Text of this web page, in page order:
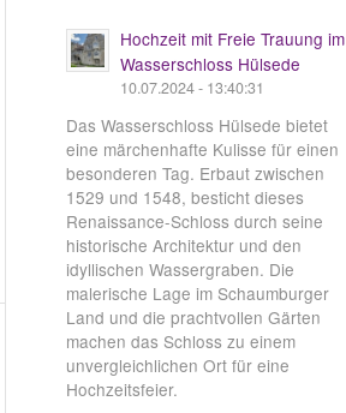
Hochzeit mit Freie Trauung im
Wasserschloss Hülsede
10.07.2024 - 13:40:31
Das Wasserschloss Hülsede bietet
eine märchenhafte Kulisse für einen
besonderen Tag. Erbaut zwischen
1529 und 1548, besticht dieses
Renaissance-Schloss durch seine
historische Architektur und den
idyllischen Wassergraben. Die
malerische Lage im Schaumburger
Land und die prachtvollen Gärten
machen das Schloss zu einem
unvergleichlichen Ort für eine
Hochzeitsfeier.